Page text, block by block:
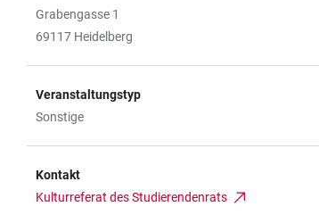
Grabengasse 1
69117 Heidelberg
Veranstaltungstyp
Sonstige
Kontakt
Kulturreferat des Studierendenrats